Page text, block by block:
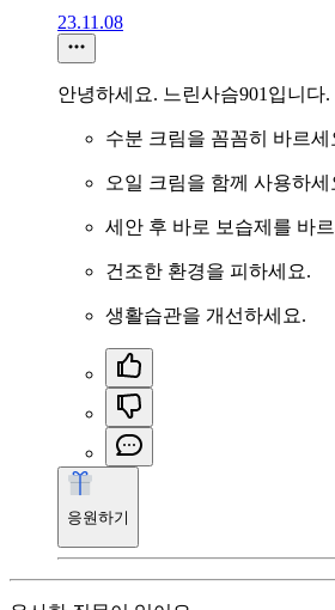
23.11.08
안녕하세요. 느린사슴901입니다.
수분 크림을 꼼꼼히 바르세
오일 크림을 함께 사용하세
세안 후 바로 보습제를 바
건조한 환경을 피하세요.
생활습관을 개선하세요.
응원하기